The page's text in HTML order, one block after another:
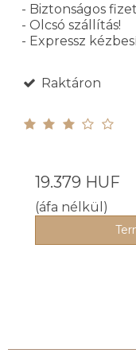
- Biztonságos
- Olcsó szállítás!
- Expressz
Raktáron
19.379 HUF
(áfa nélkül)